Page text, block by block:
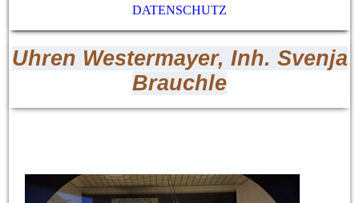
DATENSCHUTZ
Uhren Westermayer, Inh. Svenja
Brauchle